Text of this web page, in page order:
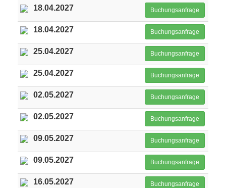
18.04.2027 Buchungsanfrage
18.04.2027 Buchungsanfrage
25.04.2027 Buchungsanfrage
25.04.2027 Buchungsanfrage
02.05.2027 Buchungsanfrage
02.05.2027 Buchungsanfrage
09.05.2027 Buchungsanfrage
09.05.2027 Buchungsanfrage
16.05.2027 Buchungsanfrage